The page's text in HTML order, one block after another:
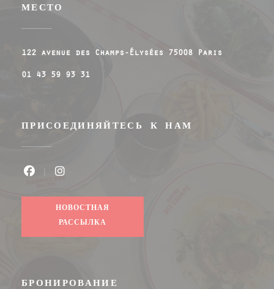
МЕСТО
122 avenue des Champs-Élysées 75008 Paris
01 43 59 93 31
ПРИСОЕДИНЯЙТЕСЬ К НАМ
НОВОСТНАЯ
РАССЫЛКА
БРОНИРОВАНИЕ